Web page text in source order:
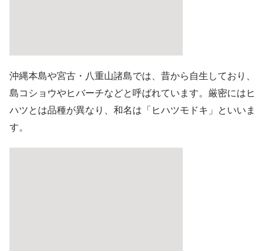
沖縄本島や宮古・八重山諸島では、昔から自生しており、
島コショウやヒバーチなどと呼ばれています。厳密にはヒ
ハツとは品種が異なり、和名は「ヒハツモドキ」といいま
す。